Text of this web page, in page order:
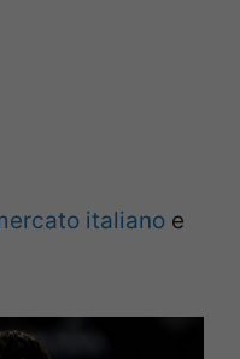
italiano e